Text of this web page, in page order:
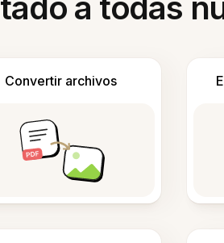
Convertir archivos